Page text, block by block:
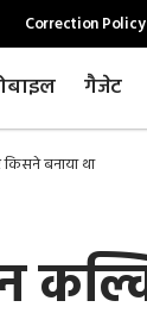
Correction Policy
गैजेट
बनाया था